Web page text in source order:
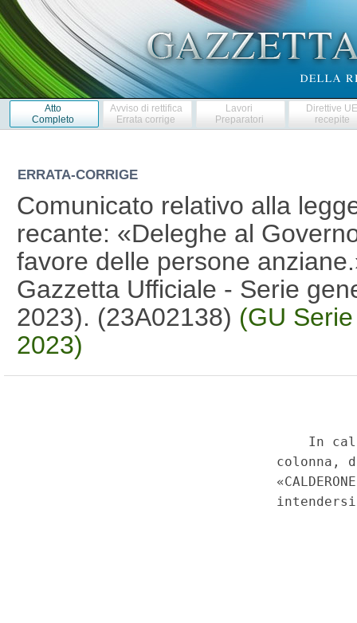
Atto
Completo
Avviso di rettifica
Errata corrige
Lavori
Preparatori
Direttive
recepite
ERRATA-CORRIGE
Comunicato relativo alla
recante: «Deleghe al
favore delle persone
Gazzetta Ufficiale - Serie
2023). (23A02138) (GU
2023)